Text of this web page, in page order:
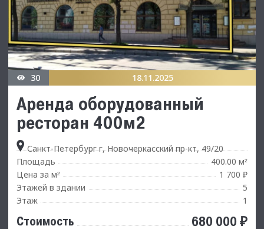
30 18.11.2025
Аренда оборудованный
ресторан 400м2
Санкт-Петербург г, Новочеркасский пр-кт, 49/20
Площадь
400.00 м²
Цена за м²
1 700 ₽
Этажей в здании
5
Этаж
1
Стоимость 680 000 ₽